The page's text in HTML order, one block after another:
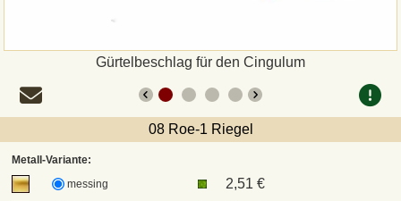
Gürtelbeschlag für den Cingulum
08 Roe-1 Riegel
Metall-Variante:
messing
2,51 €
UPS
DHL Paket
DPD